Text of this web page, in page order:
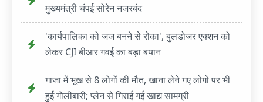
मुख्यमंत्री चंपई सोरेन नजरबंद
'कार्यपालिका को जज बनने से रोका', बुलडोजर एक्शन को
लेकर CJI बीआर गवई का बड़ा बयान
गाजा में भूख से 8 लोगों की मौत, खाना लेने गए लोगों पर भी
हुई गोलीबारी; प्लेन से गिराई गई खाद्य सामग्री